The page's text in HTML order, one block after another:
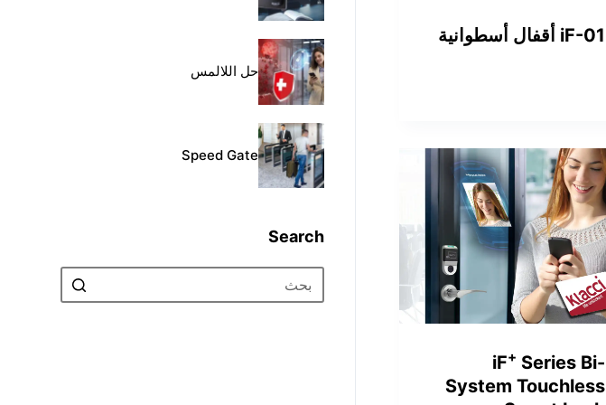
iF-01 أقفال أسطوانية
iF+ Series Bi-
System Touchless
حل اللالمس
Speed Gate
Search